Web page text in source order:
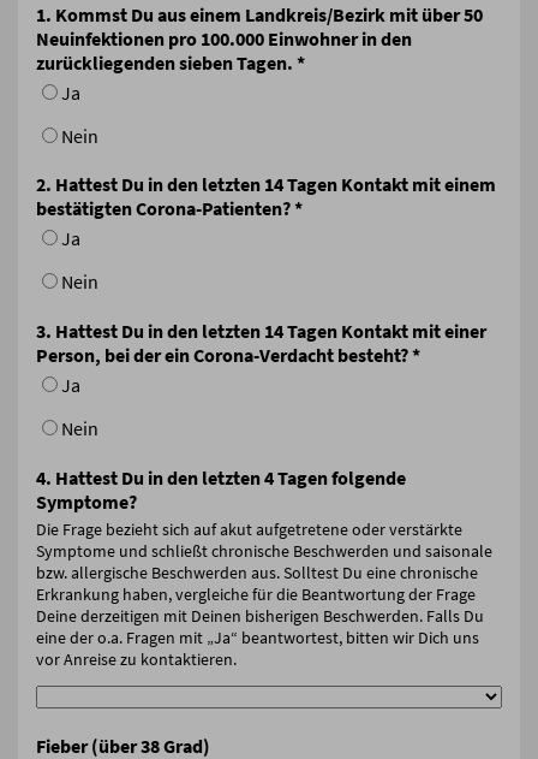
1. Kommst Du aus einem Landkreis/Bezirk mit über 50
Neuinfektionen pro 100.000 Einwohner in den
zurückliegenden sieben Tagen. *
Ja
Nein
2. Hattest Du in den letzten 14 Tagen Kontakt mit einem
bestätigten Corona-Patienten?*
Ja
Nein
3. Hattest Du in den letzten 14 Tagen Kontakt mit einer
Person, bei der ein Corona-Verdacht besteht?*
Ja
Nein
4. Hattest Du in den letzten 4 Tagen folgende
Symptome?
Die Frage bezieht sich auf akut aufgetretene oder verstärkte
Symptome und schließt chronische Beschwerden und saisonale
bzw. allergische Beschwerden aus. Solltest Du eine chronische
Erkrankung haben, vergleiche für die Beantwortung der Frage
Deine derzeitigen mit Deinen bisherigen Beschwerden. Falls Du
eine der o.a. Fragen mit „Ja“ beantwortest, bitten wir Dich uns
vor Anreise zu kontaktieren.
Fieber (über 38 Grad)